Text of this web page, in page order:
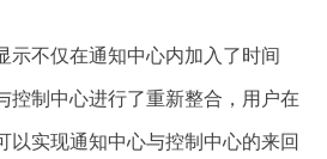
示不仅在通知中心内加入了时间
控制中心进行了重新整合，用户在
以实现通知中心与控制中心的来回